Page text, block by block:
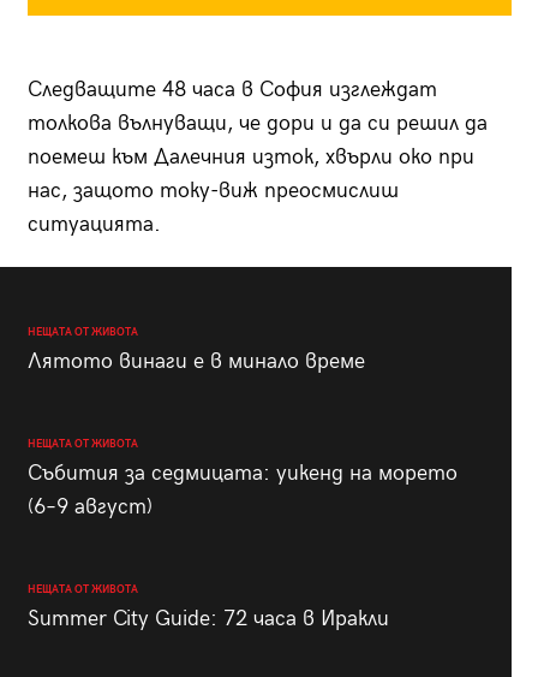
Следващите 48 часа в София изглеждат
толкова вълнуващи, че дори и да си решил да
поемеш към Далечния изток, хвърли око при
нас, защото току-виж преосмислиш
ситуацията.
НЕЩАТА ОТ ЖИВОТА
Лятото винаги е в минало време
НЕЩАТА ОТ ЖИВОТА
Събития за седмицата: уикенд на морето
(6–9 август)
НЕЩАТА ОТ ЖИВОТА
Summer City Guide: 72 часа в Иракли